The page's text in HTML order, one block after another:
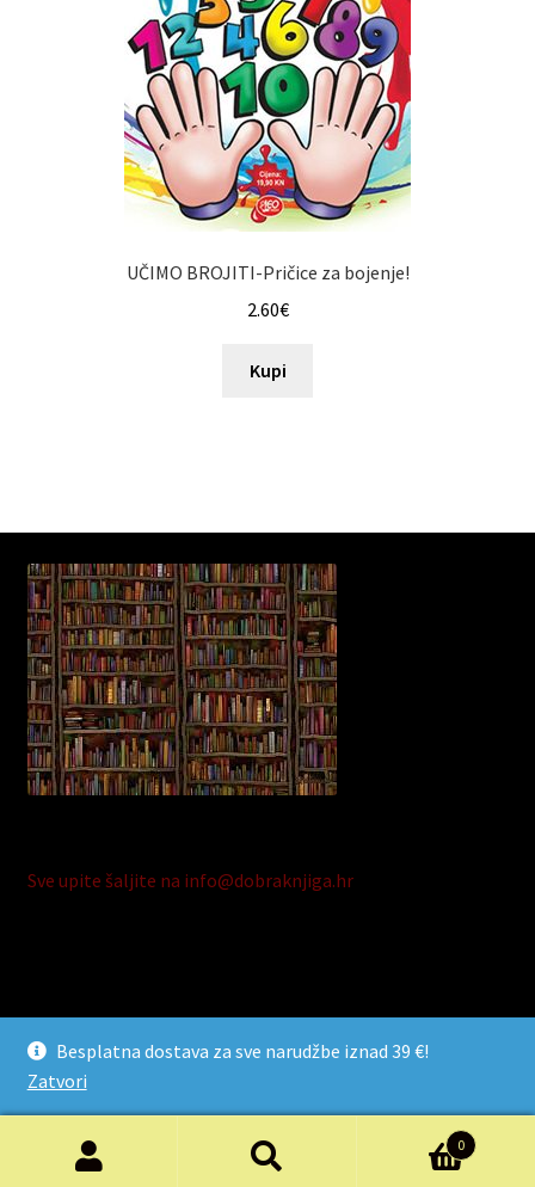
UČIMO BROJITI-Pričice za bojenje!
2.60€
Kupi
Sve upite šaljite na info@dobraknjiga.hr
Razvijeno s Storefront i WooCommerce.
0
Besplatna dostava za sve narudžbe iznad 39 €!
Zatvori